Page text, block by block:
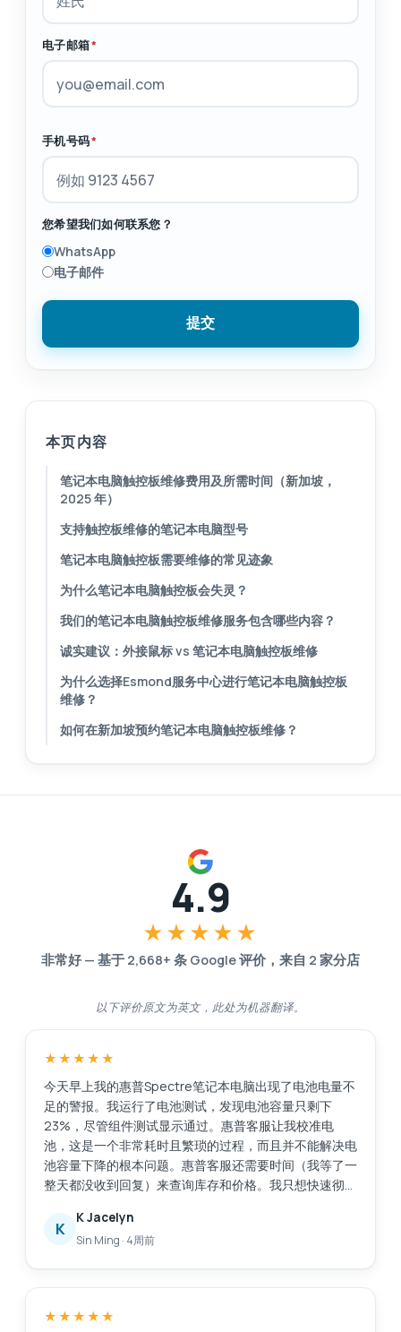
电子邮箱*
手机号码*
您希望我们如何联系您？
WhatsApp
电子邮件
提交
本页内容
笔记本电脑触控板维修费用及所需时间（新加坡，
2025 年）
支持触控板维修的笔记本电脑型号
笔记本电脑触控板需要维修的常见迹象
为什么笔记本电脑触控板会失灵？
我们的笔记本电脑触控板维修服务包含哪些内容？
诚实建议：外接鼠标 vs 笔记本电脑触控板维修
为什么选择Esmond服务中心进行笔记本电脑触控板
维修？
如何在新加坡预约笔记本电脑触控板维修？
4.9
★★★★★
非常好 — 基于 2,668+ 条 Google 评价，来自 2 家分店
以下评价原文为英文，此处为机器翻译。
★★★★★
今天早上我的惠普Spectre笔记本电脑出现了电池电量不
足的警报。我运行了电池测试，发现电池容量只剩下
23%，尽管组件测试显示通过。惠普客服让我校准电
池，这是一个非常耗时且繁琐的过程，而且并不能解决电
池容量下降的根本问题。惠普客服还需要时间（我等了一
整天都没收到回复）来查询库存和价格。我只想快速彻底
到了Esmond服务中心，评价很好。他们响应迅速，而且
提供了有用的建议。他们在2小时内将电池送到了
题时，他们也提供了售后服务。不像有些商家，买完东西
K
K Jacelyn
Sin Ming · 4周前
★★★★★